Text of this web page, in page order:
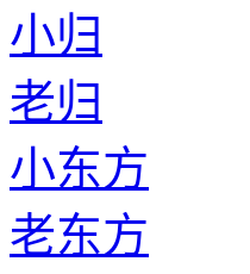
小归
老归
小东方
老东方